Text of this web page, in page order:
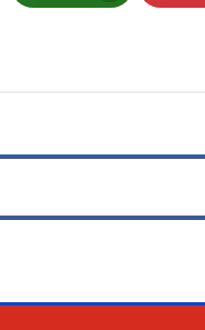
Whatsapp